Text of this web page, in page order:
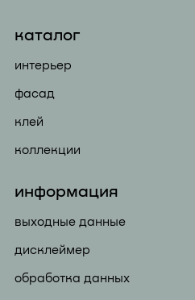
каталог
интерьер
фасад
клей
коллекции
информация
выходные данные
дисклеймер
обработка данных